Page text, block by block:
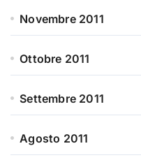
Novembre 2011
Ottobre 2011
Settembre 2011
Agosto 2011